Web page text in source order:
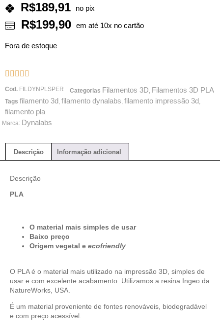
    
Cod. FILDYNPLSPER Categorias Filamentos 3D, Filamentos 3D PLA
Tags filamento 3d, filamento dynalabs, filamento impressão 3d,
filamento pla
Marca: Dynalabs
R$189,91 no pix
R$199,90 em até 10x no cartão
Fora de estoque
Descrição Informação adicional
Descrição
PLA
O material mais simples de usar
Baixo preço
Origem vegetal e ecofriendly
O PLA é o material mais utilizado na impressão 3D, simples de
usar e com excelente acabamento. Utilizamos a resina Ingeo da
NatureWorks, USA.
É um material proveniente de fontes renováveis, biodegradável
e com preço acessível.